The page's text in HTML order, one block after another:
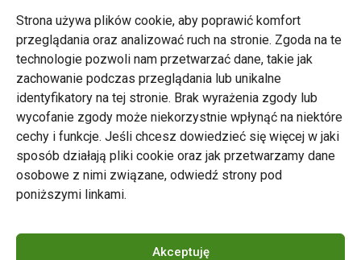
Strona używa plików cookie, aby poprawić komfort
przeglądania oraz analizować ruch na stronie. Zgoda na te
technologie pozwoli nam przetwarzać dane, takie jak
zachowanie podczas przeglądania lub unikalne
identyfikatory na tej stronie. Brak wyrażenia zgody lub
wycofanie zgody może niekorzystnie wpłynąć na niektóre
cechy i funkcje. Jeśli chcesz dowiedzieć się więcej w jaki
sposób działają pliki cookie oraz jak przetwarzamy dane
osobowe z nimi związane, odwiedź strony pod
poniższymi linkami.
Akceptuję
Zarząd Transportu Miejskiego w Poznaniu
Napisz do nas
tel. 61 646 33 44
ul. Matejki 59, 60-770 Poznań